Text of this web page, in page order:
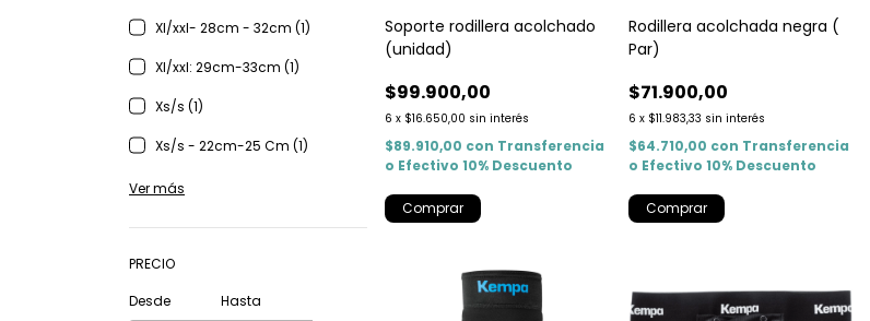
Xl/xxl- 28cm - 32cm (1)
Xl/xxl: 29cm-33cm (1)
Xs/s (1)
Xs/s - 22cm-25 Cm (1)
Ver más
PRECIO
Desde
Hasta
Soporte rodillera acolchado
(unidad)
$99.900,00
6 x $16.650,00 sin interés
$89.910,00 con Transferencia
o Efectivo 10% Descuento
Comprar
Rodillera acolchada negra (
Par)
$71.900,00
6 x $11.983,33 sin interés
$64.710,00 con Transferencia
o Efectivo 10% Descuento
Comprar